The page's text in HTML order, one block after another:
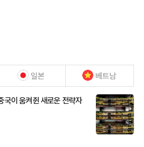
일본 베트남
이 움켜쥔 새로운 전략자